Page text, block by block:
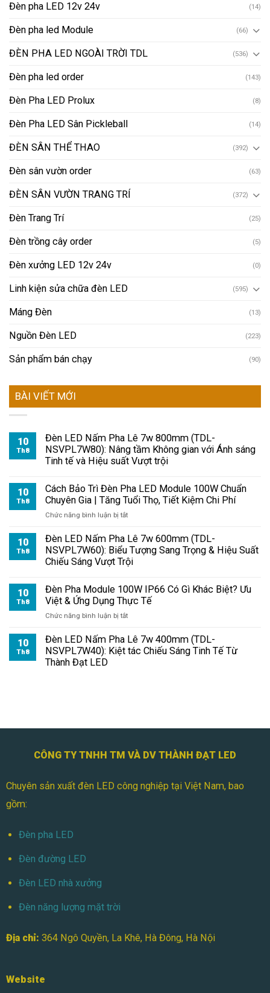
Đèn pha LED 12v 24v (14)
Đèn pha led Module (66)
ĐÈN PHA LED NGOÀI TRỜI TDL (536)
Đèn pha led order (143)
Đèn Pha LED Prolux (8)
Đèn Pha LED Sân Pickleball (14)
ĐÈN SÂN THỂ THAO (392)
Đèn sân vườn order (63)
ĐÈN SÂN VƯỜN TRANG TRÍ (372)
Đèn Trang Trí (25)
Đèn trồng cây order (5)
Đèn xưởng LED 12v 24v (0)
Linh kiện sửa chữa đèn LED (595)
Máng Đèn (13)
Nguồn Đèn LED (223)
Sản phẩm bán chạy (90)
BÀI VIẾT MỚI
10
Th8
Đèn LED Nấm Pha Lê 7w 800mm (TDL-
NSVPL7W80): Nâng tầm Không gian với Ánh sáng
Tinh tế và Hiệu suất Vượt trội
10
Th8
Cách Bảo Trì Đèn Pha LED Module 100W Chuẩn
Chuyên Gia | Tăng Tuổi Thọ, Tiết Kiệm Chi Phí
Chức năng bình luận bị tắtở
Bảo
Trì
Đèn
Pha
Module
100W
|
Tăng
10
Th8
Đèn LED Nấm Pha Lê 7w 600mm (TDL-
NSVPL7W60): Biểu Tượng Sang Trọng & Hiệu Suất
Chiếu Sáng Vượt Trội
10
Th8
Đèn Pha Module 100W IP66 Có Gì Khác Biệt? Ưu
Việt & Ứng Dụng Thực Tế
Chức năng bình luận bị tắtở
Pha
Module
Ứng
Tế
10
Th8
Đèn LED Nấm Pha Lê 7w 400mm (TDL-
NSVPL7W40): Kiệt tác Chiếu Sáng Tinh Tế Từ
Thành Đạt LED
CÔNG TY TNHH TM VÀ DV THÀNH ĐẠT LED
Chuyên sản xuất đèn LED công nghiệp tại Việt Nam, bao
gồm:
Đèn pha LED
Đèn đường LED
Đèn LED nhà xưởng
Đèn năng lượng mặt trời
Địa chỉ: 364 Ngô Quyền, La Khê, Hà Đông, Hà Nội
Website